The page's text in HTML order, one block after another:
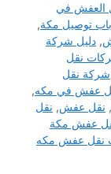
العفش في
توصيل مكة,
, دليل شركة
نقل
شركة نقل
عفش في مكه,
, نقل عفش, نقل
عفش مكة
نقل عفش مكه